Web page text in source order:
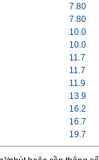
7.80
7.80
10.0
10.0
11.7
11.7
11.9
13.9
16.2
16.7
19.7